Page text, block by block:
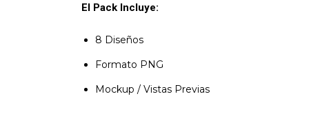
El Pack Incluye:
8 Diseños
Formato PNG
Mockup / Vistas Previas